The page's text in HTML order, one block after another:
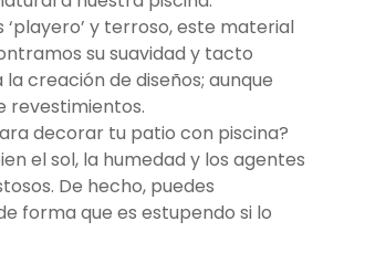
y terroso, este material
su suavidad y tacto
creación de diseños; aunque
revestimientos.
decorar tu patio con piscina?
el sol, la humedad y los agentes
De hecho, puedes
forma que es estupendo si lo